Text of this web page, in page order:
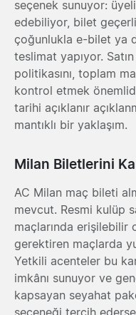
seçenek sunuyor:
edebiliyor, bilet
çoğunlukla e-bilet ya
teslimat yapıyor.
politikasını, toplam
kontrol etmek
tarihi açıklanır
mantıklı bir yaklaşım.
Milan Biletlerini
AC Milan maç bileti
mevcut. Resmi kulüp
maçlarında erişilebilir
gerektiren maçlarda
Yetkili acenteler bu
imkânı sunuyor ve
kapsayan seyahat
seçeneği tercih